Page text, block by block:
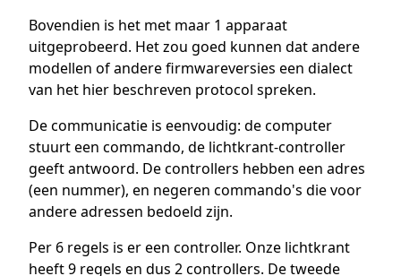
Bovendien is het met maar 1 apparaat
uitgeprobeerd. Het zou goed kunnen dat andere
modellen of andere firmwareversies een dialect
van het hier beschreven protocol spreken.
De communicatie is eenvoudig: de computer
stuurt een commando, de lichtkrant-controller
geeft antwoord. De controllers hebben een adres
(een nummer), en negeren commando's die voor
andere adressen bedoeld zijn.
Per 6 regels is er een controller. Onze lichtkrant
heeft 9 regels en dus 2 controllers. De tweede